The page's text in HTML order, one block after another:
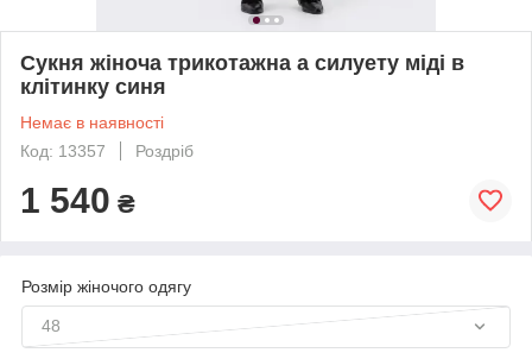
Сукня жіноча трикотажна а силуету міді в
клітинку синя
Немає в наявності
Код: 13357
Роздріб
1 540 ₴
Розмір жіночого одягу
48